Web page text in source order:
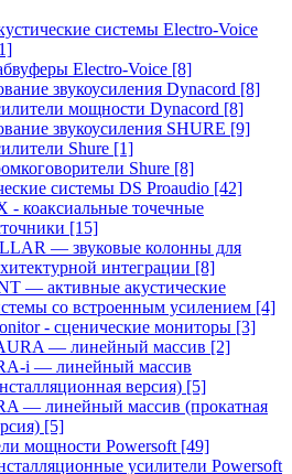
системы Electro-Voice
Electro-Voice [8]
звукоусиления Dynacord [8]
мощности Dynacord [8]
звукоусиления SHURE [9]
Shure [1]
Shure [8]
системы DS Proaudio [42]
- коаксиальные точечные
[15]
— звуковые колонны для
интеграции [8]
— активные акустические
со встроенным усилением [4]
- сценические мониторы [3]
— линейный массив [2]
i — линейный массив
версия) [5]
— линейный массив (прокатная
[5]
мощности Powersoft [49]
усилители Powersoft